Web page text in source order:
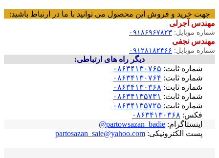
جهت خرید و فروش این محصول می توانید با ما در ارتباط باشید:
مهندس آجرلی
شماره موبایل: ۰۹۱۸۶۹۶۷۸۲۳
مهندس نجفی
شماره موبایل: ۰۹۱۲۸۱۸۲۴۶۶
دیگر راه های ارتباطی:
شماره ثابت: ۰۸۶۳۴۱۳۰۷۶۵
شماره ثابت: ۰۸۶۳۴۱۳۰۷۶۴
شماره ثابت: ۰۸۶۳۴۱۳۰۳۶۸
شماره ثابت: ۰۸۶۳۴۱۳۵۷۳۱
شماره ثابت: ۰۸۶۳۴۱۳۵۷۲۵
فکس: ۰۸۶۳۴۱۳۰۳۶۸
اینستاگرام: partowsazan_badie@
پست الکترونیکی: partosazan_sale@yahoo.com